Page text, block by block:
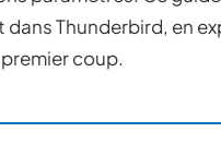
Thunderbird, en
coup.